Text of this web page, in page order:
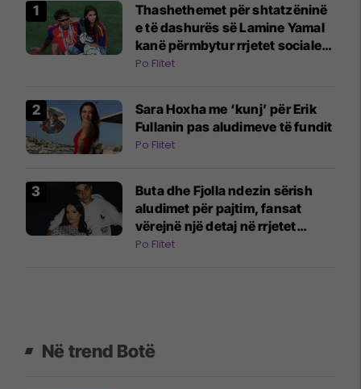
Thashethemet për shtatzëninë
e të dashurës së Lamine Yamal
kanë përmbytur rrjetet sociale:
E gjitha filloi me një video në
Po Flitet
Sara Hoxha me ‘kunj’ për Erik
Fullanin pas aludimeve të fundit
Po Flitet
Buta dhe Fjolla ndezin sërish
aludimet për pajtim, fansat
vërejnë një detaj në rrjetet
sociale
Po Flitet
Në trend Botë